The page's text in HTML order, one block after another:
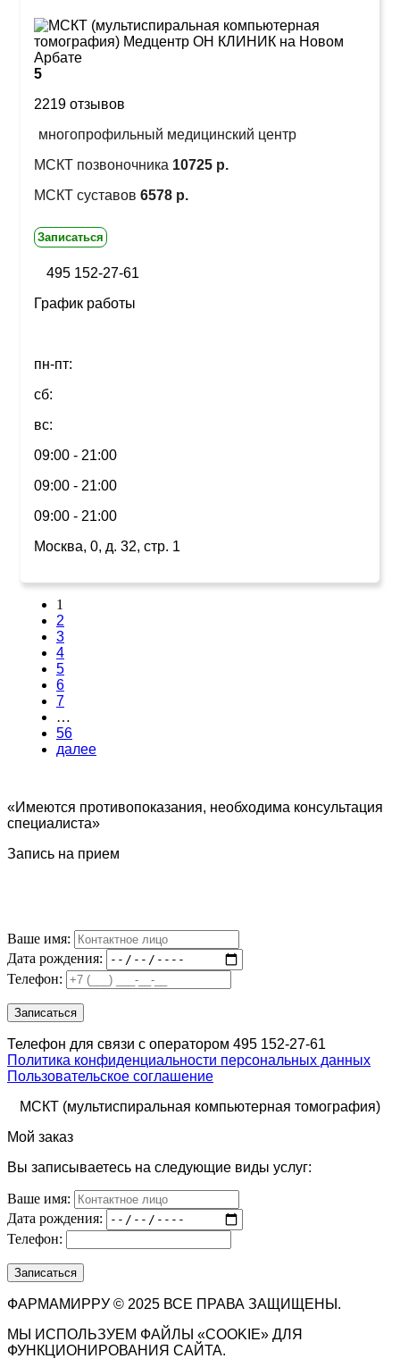
5
2219 отзывов
многопрофильный медицинский центр
МСКТ позвоночника 10725 р.
МСКТ суставов 6578 р.
Записаться
495 152-27-61
График работы
пн-пт:
сб:
вс:
09:00 - 21:00
09:00 - 21:00
09:00 - 21:00
Москва, 0, д. 32, стр. 1
1
2
3
4
5
6
7
…
56
далее
«Имеются противопоказания, необходима консультация
специалиста»
Запись на прием
Ваше имя:
Дата рождения:
Телефон:
Телефон для связи с оператором 495 152-27-61
Политика конфиденциальности персональных данных
Пользовательское соглашение
МСКТ (мультиспиральная компьютерная томография)
Мой заказ
Вы записываетесь на следующие виды услуг:
Ваше имя:
Дата рождения:
Телефон:
ФАРМАМИРРУ © 2025 ВСЕ ПРАВА ЗАЩИЩЕНЫ.
МЫ ИСПОЛЬЗУЕМ ФАЙЛЫ «COOKIE» ДЛЯ
ФУНКЦИОНИРОВАНИЯ САЙТА.